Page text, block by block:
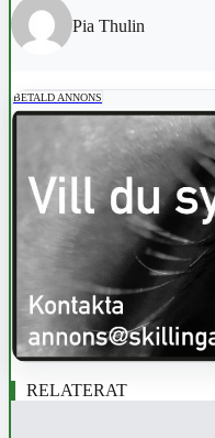
Pia Thulin
BETALD ANNONS
RELATERAT